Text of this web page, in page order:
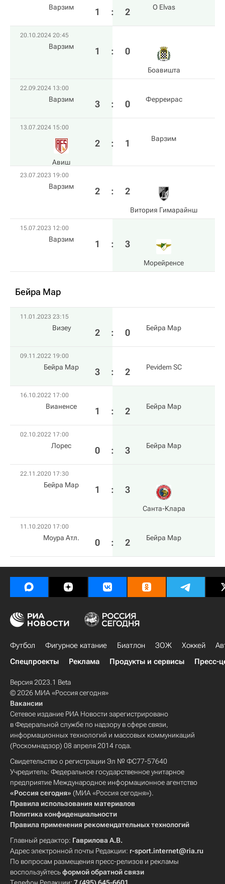
Варзим 1 : 2 O Elvas
20.10.2024 20:45
Варзим 1 : 0
Боавишта
22.09.2024 13:00
Варзим 3 : 0 Ферреирас
13.07.2024 15:00
Авиш
2 : 1 Варзим
23.07.2023 19:00
Варзим 2 : 2
Витория Гимарайнш
15.07.2023 12:00
Варзим 1 : 3
Морейренсе
Бейра Мар
11.01.2023 23:15
Визеу 2 : 0 Бейра Мар
09.11.2022 19:00
Бейра Мар 3 : 2 Pevidem SC
16.10.2022 17:00
Вианенсе 1 : 2 Бейра Мар
02.10.2022 17:00
Лорес 0 : 3 Бейра Мар
22.11.2020 17:30
Бейра Мар 1 : 3
Санта-Клара
11.10.2020 17:00
Моура Атл. 0 : 2 Бейра Мар
Футбол Фигурное катание Биатлон ЗОЖ Хоккей
Спецпроекты
Реклама Продукты и сервисы Пресс-
Версия 2023.1 Beta
© 2026 МИА «Россия сегодня»
Вакансии
Сетевое издание РИА Новости зарегистрировано
в Федеральной службе по надзору в сфере связи,
информационных технологий и массовых коммуникаций
(Роскомнадзор) 08 апреля 2014 года.
Свидетельство о регистрации Эл № ФС77-57640
Учредитель: Федеральное государственное унитарное
предприятие Международное информационное агентство
«Россия сегодня» (МИА «Россия сегодня»).
Правила использования материалов
Политика конфиденциальности
Правила применения рекомендательных технологий
Главный редактор: Гаврилова А.В.
Адрес электронной почты Редакции: r-sport.internet@ria.ru
По вопросам размещения пресс-релизов и рекламы
воспользуйтесьформой обратной связи